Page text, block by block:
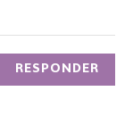
RESPONDER